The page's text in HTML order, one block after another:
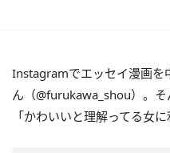
Instagramでエッセイ漫画を
ん（@furukawa_shou）。
「かわいいと理解ってる女